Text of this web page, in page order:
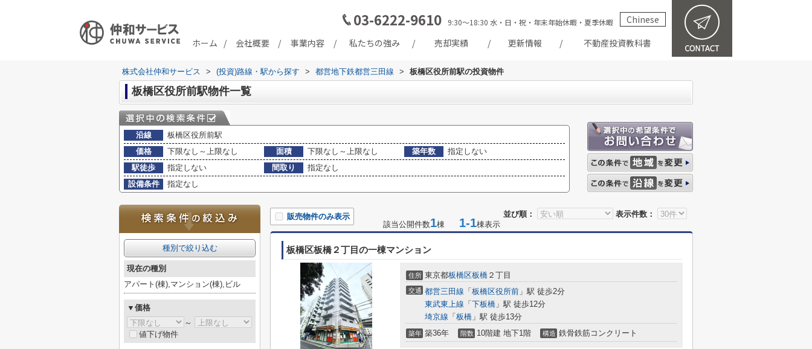
03-6222-9610 9:30～18:30 水・日・祝・年末年始休暇・夏季休暇
Chinese
ホーム
会社概要 事業内容 私たちの強み 売却実績 更新情報 不動産投資教科書
株式会社仲和サービス > (投資)路線・駅から探す > 都営地下鉄都営三田線 > 板橋区役所前駅の投資物件
板橋区役所前駅物件一覧
沿線
板橋区役所前駅
価格
下限なし～上限なし 面積 下限なし～上限なし 築年数
指定しない
駅徒歩
指定しない 間取り
指定なし
設備条件
指定なし
並び順： 表示件数：
販売物件のみ表示
該当公開件数1棟 1-1棟表示
板橋区板橋２丁目の一棟マンション
住所 東京都板橋区板橋 ２丁目
交通 都営三田線 「 板橋区役所前 」駅 徒歩2分
東武東上線 「 下板橋 」駅 徒歩12分
埼京線 「 板橋 」駅 徒歩13分
築年 築36年 階数 10階建 地下1階 構造 鉄骨鉄筋コンクリート
種別で絞り込む
現在の種別
アパート(棟),マンション(棟),ビル
▼価格
～
値下げ物件